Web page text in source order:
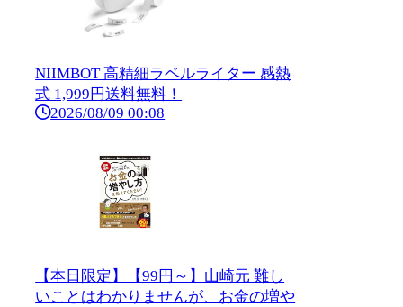
NIIMBOT 高精細ラベルライター 感熱
式 1,999円送料無料！
2026/08/09 00:08
【本日限定】【99円～】山崎元 難し
いことはわかりませんが、お金の増や